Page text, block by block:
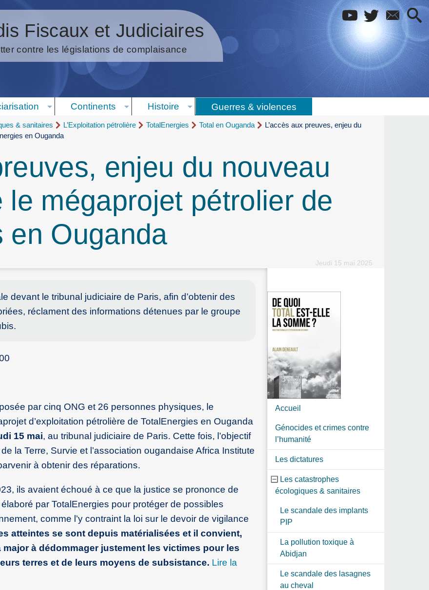
Fiscaux et Judiciaires
contre les législations de complaisance
Continents Histoire Guerres & violences
& sanitaires L’Exploitation pétrolière TotalEnergies Total en Ouganda
L’accès aux preuves, enjeu du
en Ouganda
enjeu du nouveau
le mégaprojet pétrolier de
en Ouganda
Jeudi 15 mai 2025
devant le tribunal judiciaire de Paris, afin d’obtenir des
réclament des informations détenues par le groupe
par cinq ONG et 26 personnes physiques, le
d’exploitation pétrolière de TotalEnergies en Ouganda
15 mai, au tribunal judiciaire de Paris. Cette fois, l’objectif
la Terre, Survie et l’association ougandaise Africa Institute
à obtenir des réparations.
ils avaient échoué à ce que la justice se prononce de
par TotalEnergies pour protéger de possibles
comme l’y contraint la loi sur le devoir de vigilance
atteintes se sont depuis matérialisées et il convient,
à dédommager justement les victimes pour les
terres et de leurs moyens de subsistance. Lire la
Accueil
Génocides et crimes contre
l’humanité
Les dictatures
Les catastrophes
écologiques & sanitaires
Le scandale des implants
PIP
La pollution toxique à
Abidjan
Le scandale des lasagnes
au cheval